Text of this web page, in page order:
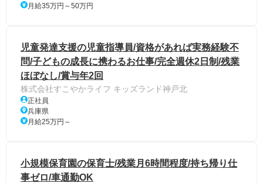
月給35万円～50万円
児童発達支援の児童指導員/資格があれば実務経験不
問/子どもの成長に携わるお仕事/完全週休2日制/残業
ほぼなし/賞与年2回
株式会社すこやかライフ キッズランド神戸北
正社員
兵庫県
月給25万円～
小規模保育園の保育士/残業月6時間程度/持ち帰り仕
事ゼロ/車通勤OK